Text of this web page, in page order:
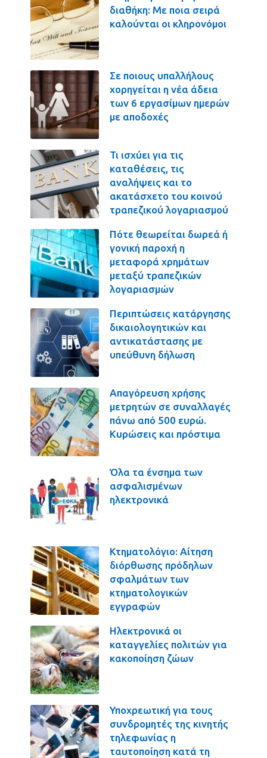
διαθήκη: Με ποια σειρά
καλούνται οι κληρονόμοι
Σε ποιους υπαλλήλους
χορηγείται η νέα άδεια
των 6 εργασίμων ημερών
με αποδοχές
Τι ισχύει για τις
καταθέσεις, τις
αναλήψεις και το
ακατάσχετο του κοινού
τραπεζικού λογαριασμού
Πότε θεωρείται δωρεά ή
γονική παροχή η
μεταφορά χρημάτων
μεταξύ τραπεζικών
λογαριασμών
Περιπτώσεις κατάργησης
δικαιολογητικών και
αντικατάστασης με
υπεύθυνη δήλωση
Απαγόρευση χρήσης
μετρητών σε συναλλαγές
πάνω από 500 ευρώ.
Κυρώσεις και πρόστιμα
Όλα τα ένσημα των
ασφαλισμένων
ηλεκτρονικά
Κτηματολόγιο: Αίτηση
διόρθωσης πρόδηλων
σφαλμάτων των
κτηματολογικών
εγγραφών
Ηλεκτρονικά οι
καταγγελίες πολιτών για
κακοποίηση ζώων
Υποχρεωτική για τους
συνδρομητές της κινητής
τηλεφωνίας η
ταυτοποίηση κατά τη